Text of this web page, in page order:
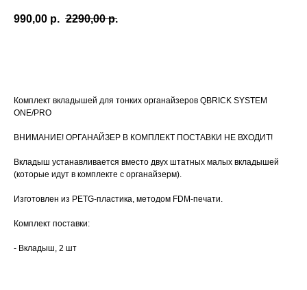
990,00 р. 2290,00 р.
Комплект вкладышей для тонких органайзеров QBRICK SYSTEM
ONE/PRO
ВНИМАНИЕ! ОРГАНАЙЗЕР В КОМПЛЕКТ ПОСТАВКИ НЕ ВХОДИТ!
Вкладыш устанавливается вместо двух штатных малых вкладышей
(которые идут в комплекте с органайзерм).
Изготовлен из PETG-пластика, методом FDM-печати.
Комплект поставки:
- Вкладыш, 2 шт